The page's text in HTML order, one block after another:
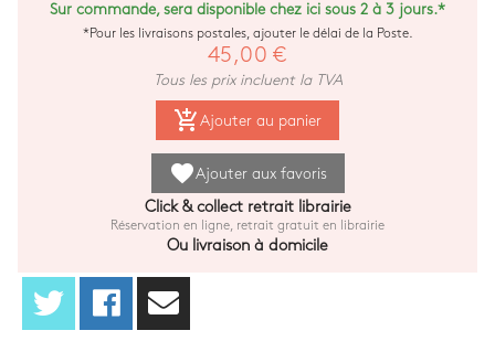
Sur commande, sera disponible chez ici sous 2 à 3 jours.*
*Pour les livraisons postales, ajouter le délai de la Poste.
45,00 €
Tous les prix incluent la TVA
add_shopping_cart Ajouter au panier
favoriteAjouter aux favoris
Click & collect retrait librairie
Réservation en ligne, retrait gratuit en librairie
Ou livraison à domicile